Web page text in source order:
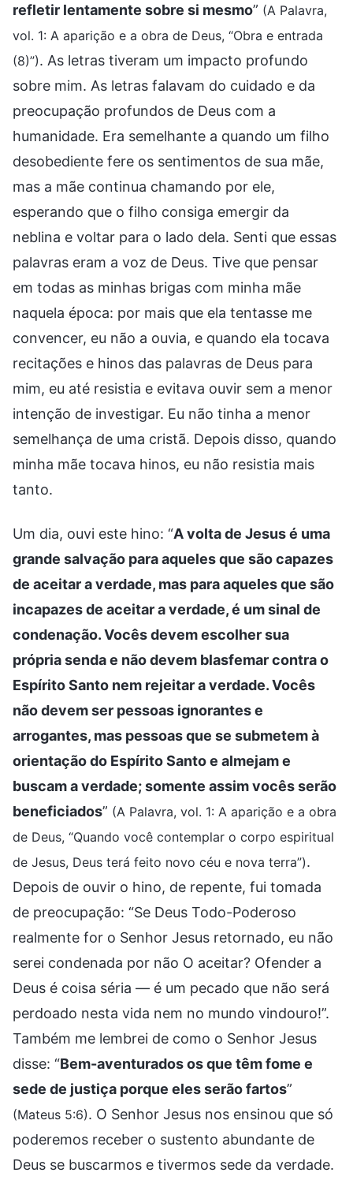
refletir lentamente sobre si mesmo” (A Palavra,
vol. 1: A aparição e a obra de Deus, “Obra e entrada
(8)”). As letras tiveram um impacto profundo
sobre mim. As letras falavam do cuidado e da
preocupação profundos de Deus com a
humanidade. Era semelhante a quando um filho
desobediente fere os sentimentos de sua mãe,
mas a mãe continua chamando por ele,
esperando que o filho consiga emergir da
neblina e voltar para o lado dela. Senti que essas
palavras eram a voz de Deus. Tive que pensar
em todas as minhas brigas com minha mãe
naquela época: por mais que ela tentasse me
convencer, eu não a ouvia, e quando ela tocava
recitações e hinos das palavras de Deus para
mim, eu até resistia e evitava ouvir sem a menor
intenção de investigar. Eu não tinha a menor
semelhança de uma cristã. Depois disso, quando
minha mãe tocava hinos, eu não resistia mais
tanto.
Um dia, ouvi este hino: “A volta de Jesus é uma
grande salvação para aqueles que são capazes
de aceitar a verdade, mas para aqueles que são
incapazes de aceitar a verdade, é um sinal de
condenação. Vocês devem escolher sua
própria senda e não devem blasfemar contra o
Espírito Santo nem rejeitar a verdade. Vocês
não devem ser pessoas ignorantes e
arrogantes, mas pessoas que se submetem à
orientação do Espírito Santo e almejam e
buscam a verdade; somente assim vocês serão
beneficiados” (A Palavra, vol. 1: A aparição e a obra
de Deus, “Quando você contemplar o corpo espiritual
de Jesus, Deus terá feito novo céu e nova terra”).
Depois de ouvir o hino, de repente, fui tomada
de preocupação: “Se Deus Todo-Poderoso
realmente for o Senhor Jesus retornado, eu não
serei condenada por não O aceitar? Ofender a
Deus é coisa séria — é um pecado que não será
perdoado nesta vida nem no mundo vindouro!”.
Também me lembrei de como o Senhor Jesus
disse: “Bem-aventurados os que têm fome e
sede de justiça porque eles serão fartos”
(Mateus 5:6). O Senhor Jesus nos ensinou que só
poderemos receber o sustento abundante de
Deus se buscarmos e tivermos sede da verdade.